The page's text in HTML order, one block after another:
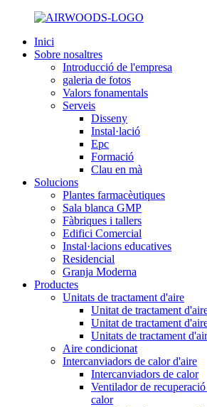
Inici
Sobre nosaltres
Introducció de l'empresa
galeria de fotos
Valors fonamentals
Serveis
Disseny
Instal·lació
Epc
Formació
Clau en mà
Solucions
Plantes farmacèutiques
Sala blanca GMP
Fàbriques i tallers
Edifici Comercial
Instal·lacions educatives
Residencial
Granja Moderna
Productes
Unitats de tractament d'aire
Unitat de tractament
Unitat de tractament
Unitats de tractament
Aire condicionat
Intercanviadors de calor d'aire
Intercanviadors de calor
Ventilador de
calor